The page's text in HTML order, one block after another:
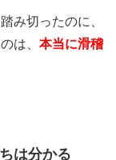
み切ったのに、
は、 本当に滑稽
は分かる